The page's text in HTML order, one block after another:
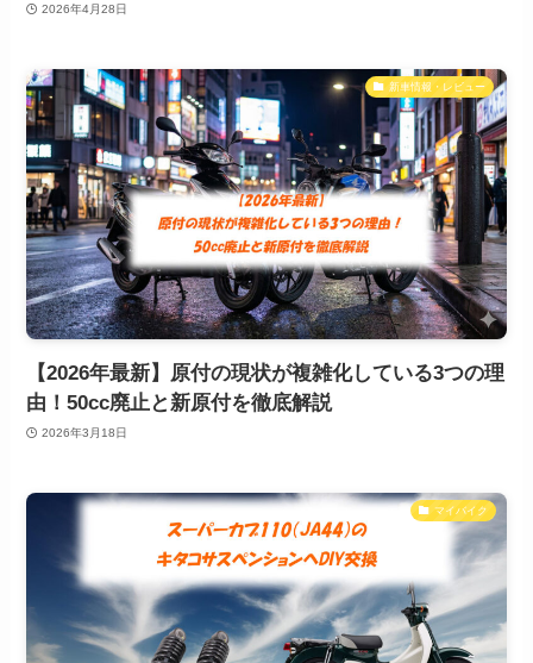
2026年4月28日
新車情報・レビュー
【2026年最新】原付の現状が複雑化している3つの理
由！50cc廃止と新原付を徹底解説
2026年3月18日
マイバイク